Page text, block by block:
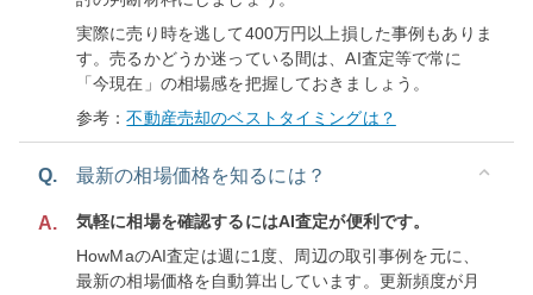
実際に売り時を逃して400万円以上損した事例もありま
す。売るかどうか迷っている間は、AI査定等で常に
「今現在」の相場感を把握しておきましょう。
参考：不動産売却のベストタイミングは？
Q. 最新の相場価格を知るには？
A.
気軽に相場を確認するにはAI査定が便利です。
HowMaのAI査定は週に1度、周辺の取引事例を元に、
最新の相場価格を自動算出しています。更新頻度が月